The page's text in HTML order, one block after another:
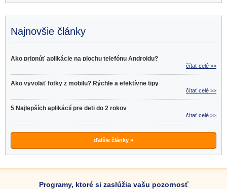
Najnovšie články
Ako pripnúť aplikácie na plochu telefónu Androidu?
čítať celé >>
Ako vyvolať fotky z mobilu? Rýchle a efektívne tipy
čítať celé >>
5 Najlepších aplikácií pre deti do 2 rokov
čítať celé >>
ďalšie články »
Programy, ktoré si zaslúžia vašu pozornosť